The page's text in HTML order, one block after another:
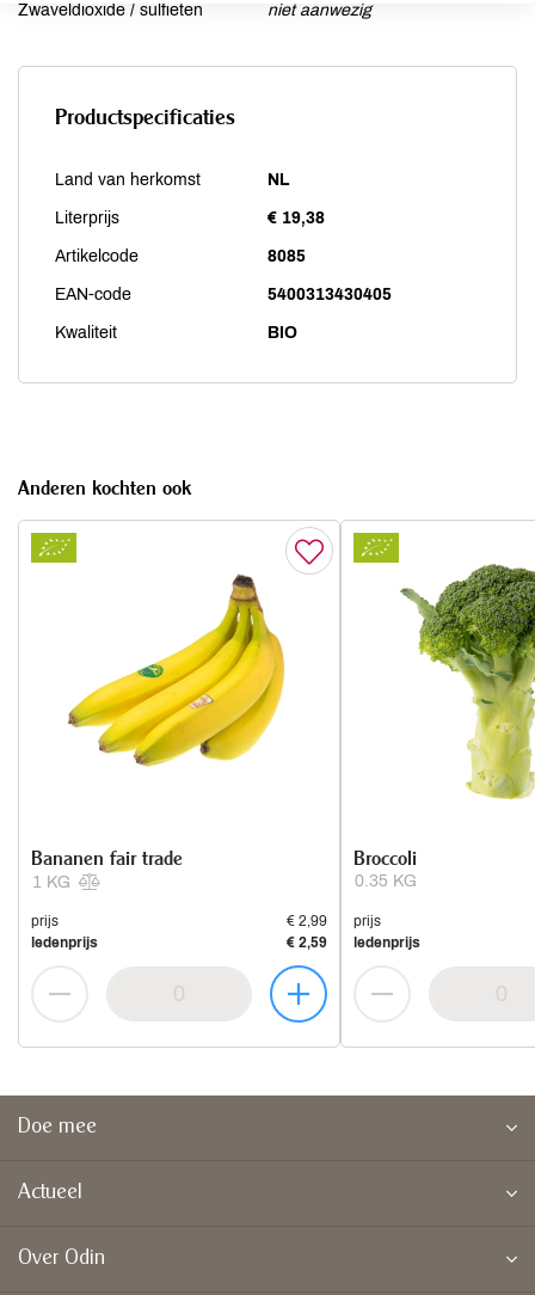
Zwaveldioxide / sulfieten
niet aanwezig
Productspecificaties
Land van herkomst NL
Literprijs € 19,38
Artikelcode 8085
EAN-code 5400313430405
Kwaliteit BIO
Anderen kochten ook
1 KG
Bananen fair trade
prijs
€ 2,99
ledenprijs
€ 2,59
0.35 KG
Broccoli
prijs
ledenprijs
Doe mee
Actueel
Over Odin